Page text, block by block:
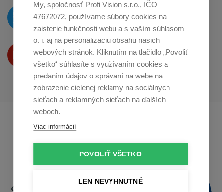
My, spoločnosť Profi Vision s.r.o., IČO
47672072, používame súbory cookies na
zaistenie funkčnosti webu a s vaším súhlasom
o. i. aj na personalizáciu obsahu našich
webových stránok. Kliknutím na tlačidlo „Povoliť
všetko“ súhlasíte s využívaním cookies a
predaním údajov o správaní na webe na
zobrazenie cielenej reklamy na sociálnych
sieťach a reklamných sieťach na ďalších
weboch.
Viac informácií
POVOLIŤ VŠETKO
LEN NEVYHNUTNÉ
O novinkách píšeme
naTwitteri
Produkty Vám predstavujeme
na Youtube
Profikuchař.cz